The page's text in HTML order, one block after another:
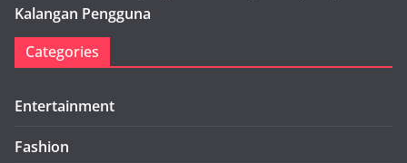
Kalangan Pengguna
Categories
Entertainment
Fashion